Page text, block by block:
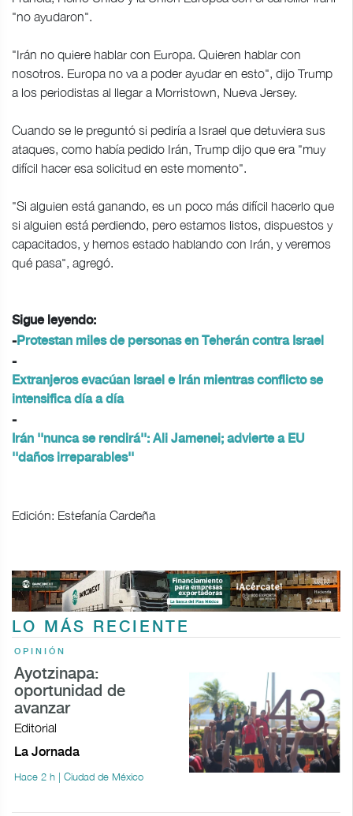
"no ayudaron".
"Irán no quiere hablar con Europa. Quieren hablar con
nosotros. Europa no va a poder ayudar en esto", dijo Trump
a los periodistas al llegar a Morristown, Nueva Jersey.
Cuando se le preguntó si pediría a Israel que detuviera sus
ataques, como había pedido Irán, Trump dijo que era "muy
difícil hacer esa solicitud en este momento".
"Si alguien está ganando, es un poco más difícil hacerlo que
si alguien está perdiendo, pero estamos listos, dispuestos y
capacitados, y hemos estado hablando con Irán, y veremos
qué pasa", agregó.
Sigue leyendo:
-Protestan miles de personas en Teherán contra Israel
-
Extranjeros evacúan Israel e Irán mientras conflicto se
intensifica día a día
-
Irán ''nunca se rendirá'': Ali Jamenei; advierte a EU
''daños irreparables''
Edición: Estefanía Cardeña
LO MÁS RECIENTE
OPINIÓN
Ayotzinapa:
oportunidad de
avanzar
Editorial
La Jornada
Hace 2 h | Ciudad de México